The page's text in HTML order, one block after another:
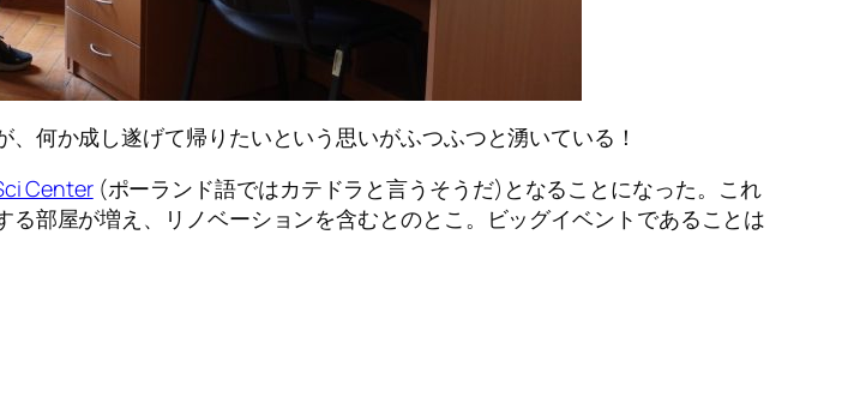
何か成し遂げて帰りたいという思いがふつふつと湧いている！
Center(ポーランド語ではカテドラと言うそうだ)となることになった。これ
部屋が増え、リノベーションを含むとのとこ。ビッグイベントであることは